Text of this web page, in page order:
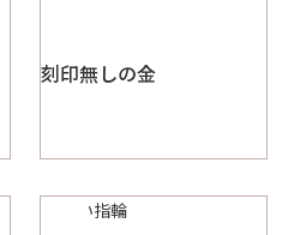
刻印無しの金